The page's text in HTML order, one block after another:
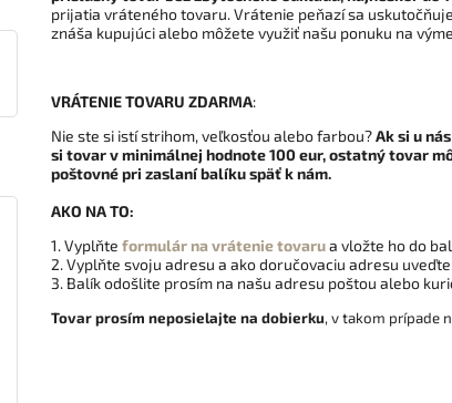
prijatia vráteného tovaru. Vrátenie peňazí sa
znáša kupujúci alebo môžete využiť našu ponuku na
VRÁTENIE TOVARU ZDARMA:
Nie ste si istí strihom, veľkosťou alebo farbou?Ak si u
si tovar v minimálnej hodnote 100 eur, ostatný tovar
poštovné pri zaslaní balíku späť k nám.
AKO NA TO:
1. Vyplňte formulár na vrátenie tovarua vložte ho do
2. Vyplňte svoju adresu a ako doručovaciu adresu
3. Balík odošlite prosím na našu adresu poštou alebo
Tovar prosím neposielajte na dobierku, v takom prípade